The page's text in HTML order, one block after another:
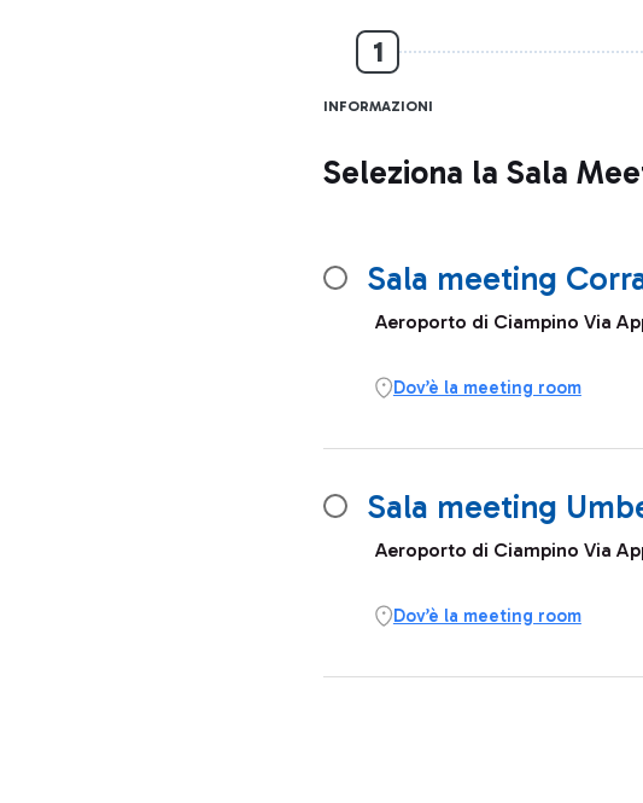
1
INFORMAZIONI
Seleziona la Sala
Sala meeting
Aeroporto di Ciampino Via
Dov’è la meeting room
Sala meeting
Aeroporto di Ciampino Via
Dov’è la meeting room